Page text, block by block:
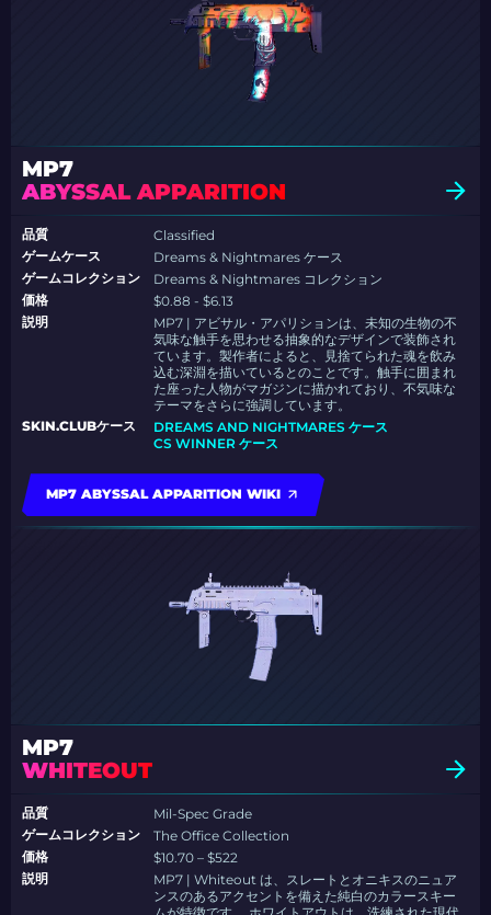
MP7
ABYSSAL APPARITION
品質
Classified
ゲームケース
Dreams & Nightmares ケース
ゲームコレクション
Dreams & Nightmares コレクション
価格
$0.88 - $6.13
説明
MP7 | アビサル・アパリションは、未知の生物の不
気味な触手を思わせる抽象的なデザインで装飾され
ています。製作者によると、見捨てられた魂を飲み
込む深淵を描いているとのことです。触手に囲まれ
た座った人物がマガジンに描かれており、不気味な
テーマをさらに強調しています。
SKIN.CLUBケース
DREAMS AND NIGHTMARES ケース
CS WINNER ケース
MP7 ABYSSAL APPARITION WIKI
MP7
WHITEOUT
品質
Mil-Spec Grade
ゲームコレクション
The Office Collection
価格
$10.70 – $522
説明
MP7 | Whiteout は、スレートとオニキスのニュア
ンスのあるアクセントを備えた純白のカラースキー